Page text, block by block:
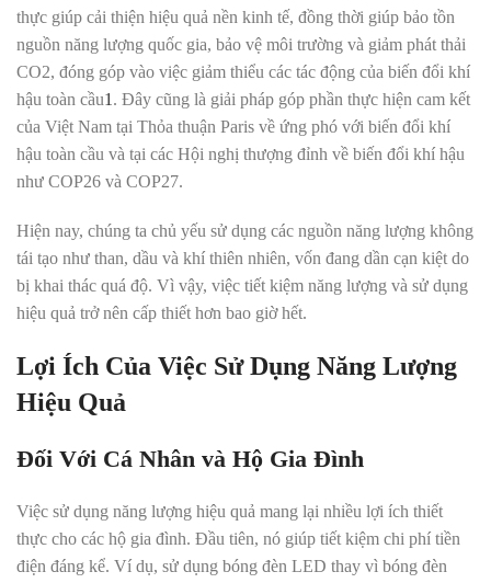
thực giúp cải thiện hiệu quả nền kinh tế, đồng thời giúp bảo tồn
nguồn năng lượng quốc gia, bảo vệ môi trường và giảm phát thải
CO2, đóng góp vào việc giảm thiểu các tác động của biến đổi khí
hậu toàn cầu1 . Đây cũng là giải pháp góp phần thực hiện cam kết
của Việt Nam tại Thỏa thuận Paris về ứng phó với biến đổi khí
hậu toàn cầu và tại các Hội nghị thượng đỉnh về biến đổi khí hậu
như COP26 và COP27.
Hiện nay, chúng ta chủ yếu sử dụng các nguồn năng lượng không
tái tạo như than, dầu và khí thiên nhiên, vốn đang dần cạn kiệt do
bị khai thác quá độ. Vì vậy, việc tiết kiệm năng lượng và sử dụng
hiệu quả trở nên cấp thiết hơn bao giờ hết.
Lợi Ích Của Việc Sử Dụng Năng Lượng
Hiệu Quả
Đối Với Cá Nhân và Hộ Gia Đình
Việc sử dụng năng lượng hiệu quả mang lại nhiều lợi ích thiết
thực cho các hộ gia đình. Đầu tiên, nó giúp tiết kiệm chi phí tiền
điện đáng kể. Ví dụ, sử dụng bóng đèn LED thay vì bóng đèn